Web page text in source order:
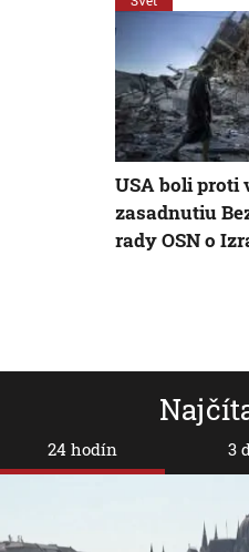
24 hodín 3
USA boli proti
zasadnutiu
rady OSN o